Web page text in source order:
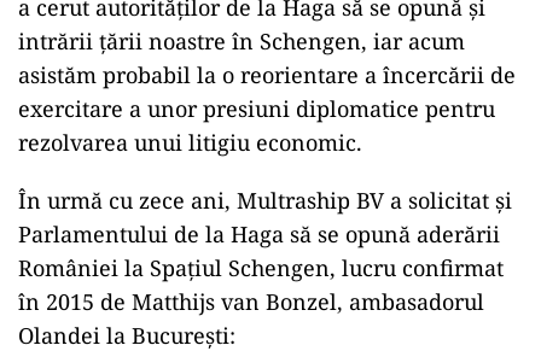
a cerut autorităților de la Haga să se opună și
intrării țării noastre în Schengen, iar acum
asistăm probabil la o reorientare a încercării de
exercitare a unor presiuni diplomatice pentru
rezolvarea unui litigiu economic.
În urmă cu zece ani, Multraship BV a solicitat și
Parlamentului de la Haga să se opună aderării
României la Spațiul Schengen, lucru confirmat
în 2015 de Matthijs van Bonzel, ambasadorul
Olandei la București: